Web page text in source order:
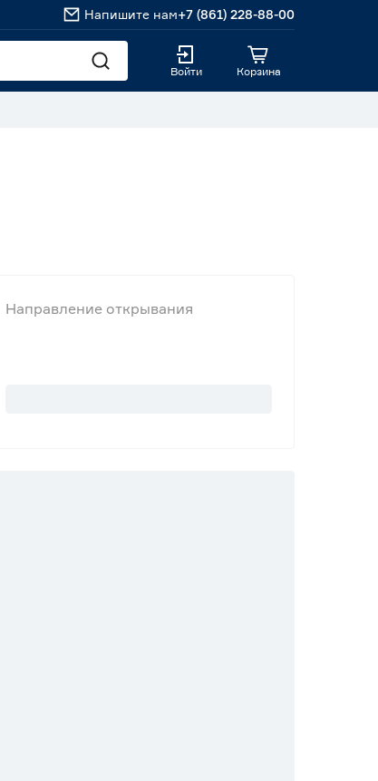
Напишите нам+7 (861) 228-88-00
Войти Корзина
Направление открывания